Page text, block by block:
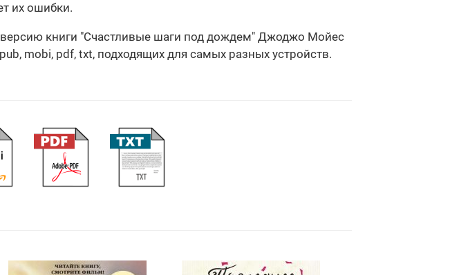
их ошибки.
книги "Счастливые шаги под дождем" Джоджо Мойес
mobi, pdf, txt, подходящих для самых разных устройств.